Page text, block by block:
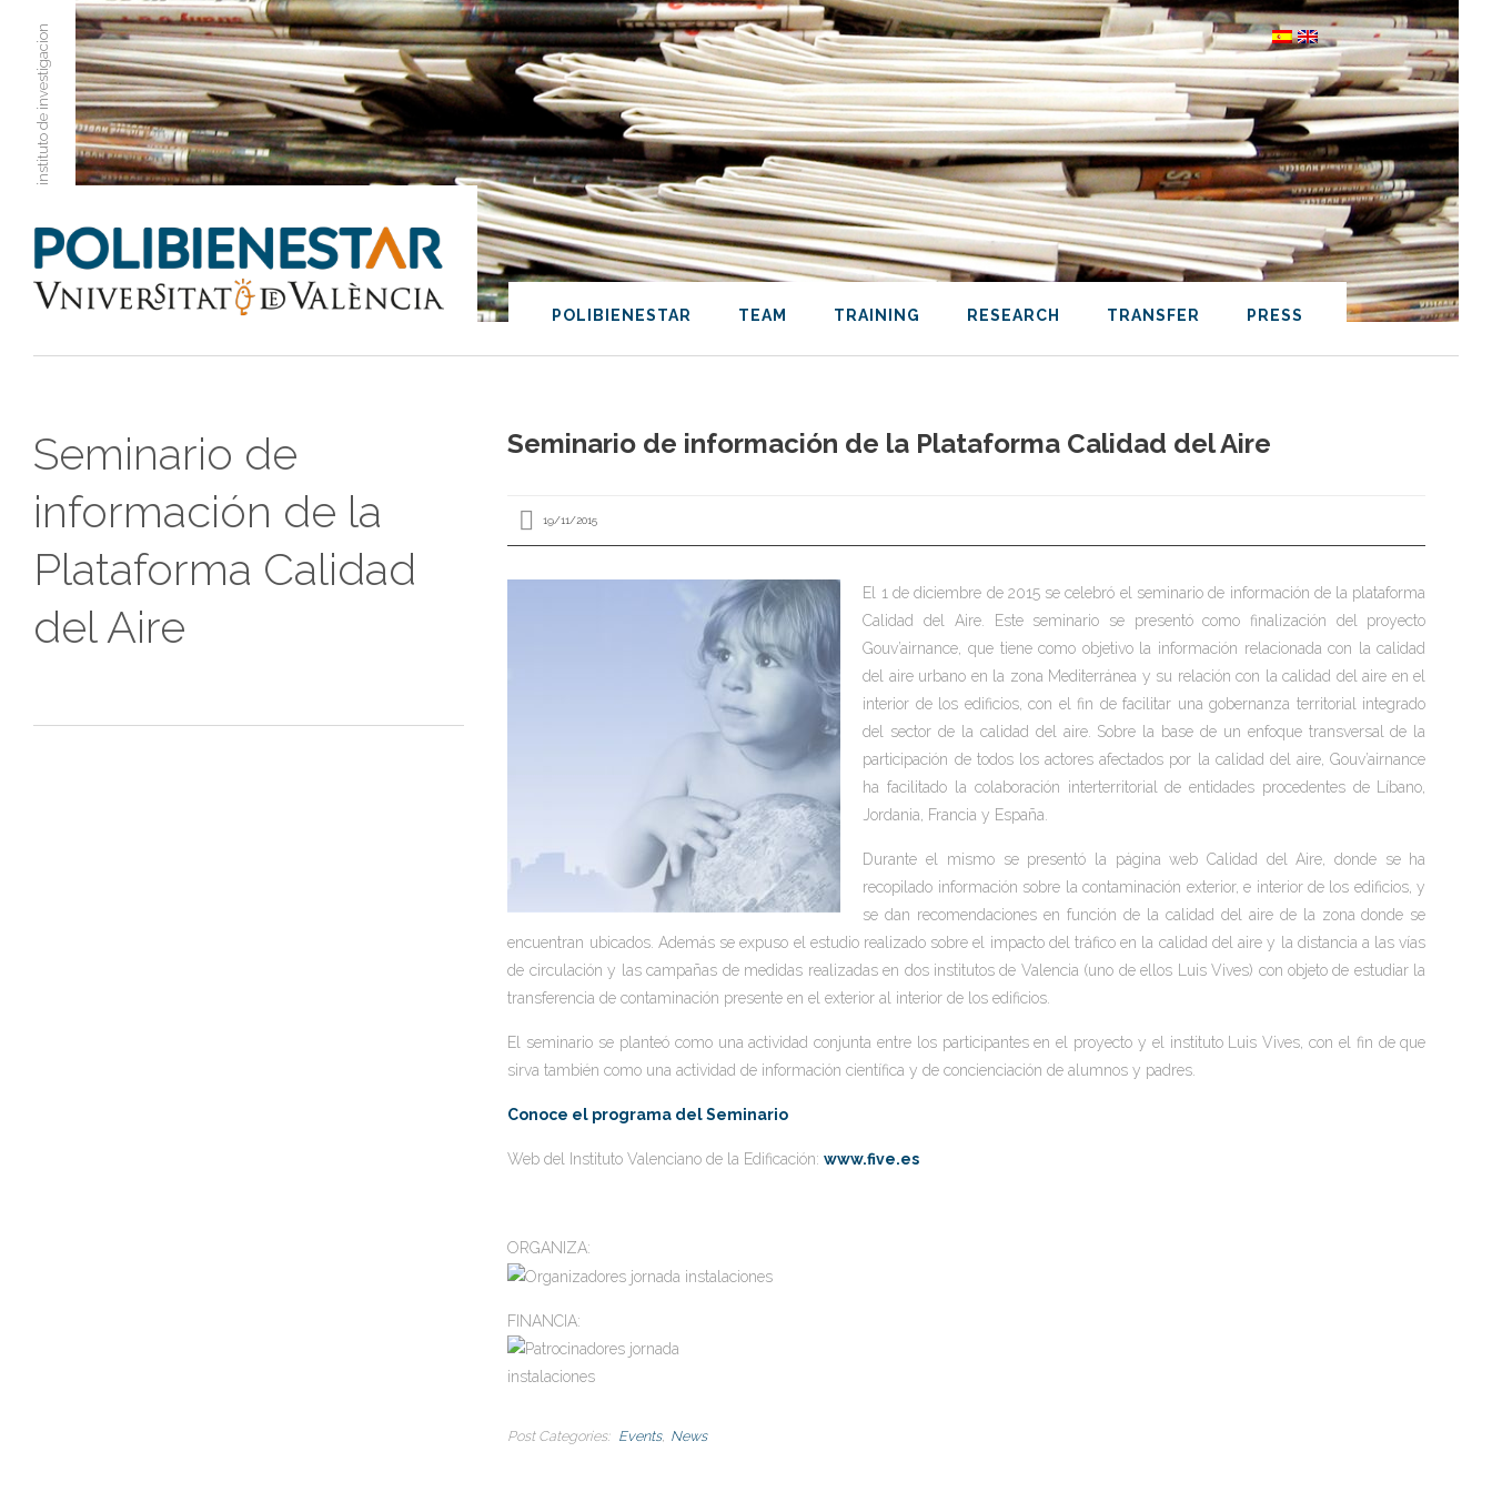
instituto de investigacion
POLIBIENESTAR TEAM TRAINING RESEARCH TRANSFER PRESS
Seminario de
información de la
Plataforma Calidad
del Aire
Seminario de información de la Plataforma Calidad del Aire
19/11/2015
El 1 de diciembre de 2015 se celebró el seminario de información de la plataforma
Calidad del Aire. Este seminario se presentó como finalización del proyecto
Gouv’airnance, que tiene como objetivo la información relacionada con la calidad
del aire urbano en la zona Mediterránea y su relación con la calidad del aire en el
interior de los edificios, con el fin de facilitar una gobernanza territorial integrado
del sector de la calidad del aire. Sobre la base de un enfoque transversal de la
participación de todos los actores afectados por la calidad del aire, Gouv’airnance
ha facilitado la colaboración interterritorial de entidades procedentes de Líbano,
Jordania, Francia y España.
Durante el mismo se presentó la página web Calidad del Aire, donde se ha
recopilado información sobre la contaminación exterior, e interior de los edificios, y
se dan recomendaciones en función de la calidad del aire de la zona donde se
encuentran ubicados. Además se expuso el estudio realizado sobre el impacto del tráfico en la calidad del aire y la distancia a las vías
de circulación y las campañas de medidas realizadas en dos institutos de Valencia (uno de ellos Luis Vives) con objeto de estudiar la
transferencia de contaminación presente en el exterior al interior de los edificios.
El seminario se planteó como una actividad conjunta entre los participantes en el proyecto y el instituto Luis Vives, con el fin de que
sirva también como una actividad de información científica y de concienciación de alumnos y padres.
Conoce el programa del Seminario
Web del Instituto Valenciano de la Edificación:www.five.es
ORGANIZA:
FINANCIA:
Post Categories Events News